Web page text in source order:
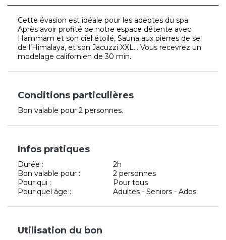
Cette évasion est idéale pour les adeptes du spa.
Après avoir profité de notre espace détente avec
Hammam et son ciel étoilé, Sauna aux pierres de sel
de l’Himalaya, et son Jacuzzi XXL... Vous recevrez un
modelage californien de 30 min.
Conditions particulières
Bon valable pour 2 personnes.
Infos pratiques
Durée :
2h
Bon valable pour :
2 personnes
Pour qui :
Pour tous
Pour quel âge :
Adultes - Seniors - Ados
Utilisation du bon